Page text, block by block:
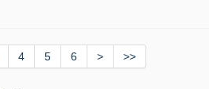
4 5 6 > >>